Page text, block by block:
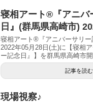
寝相アート®︎『アニバ
日』(群馬県高崎市)
寝相アート®『アニバーサリ
2022年05月28日(土)に【寝相
ー記念日』】を群馬県高崎市
記事を読む
現場視察♪